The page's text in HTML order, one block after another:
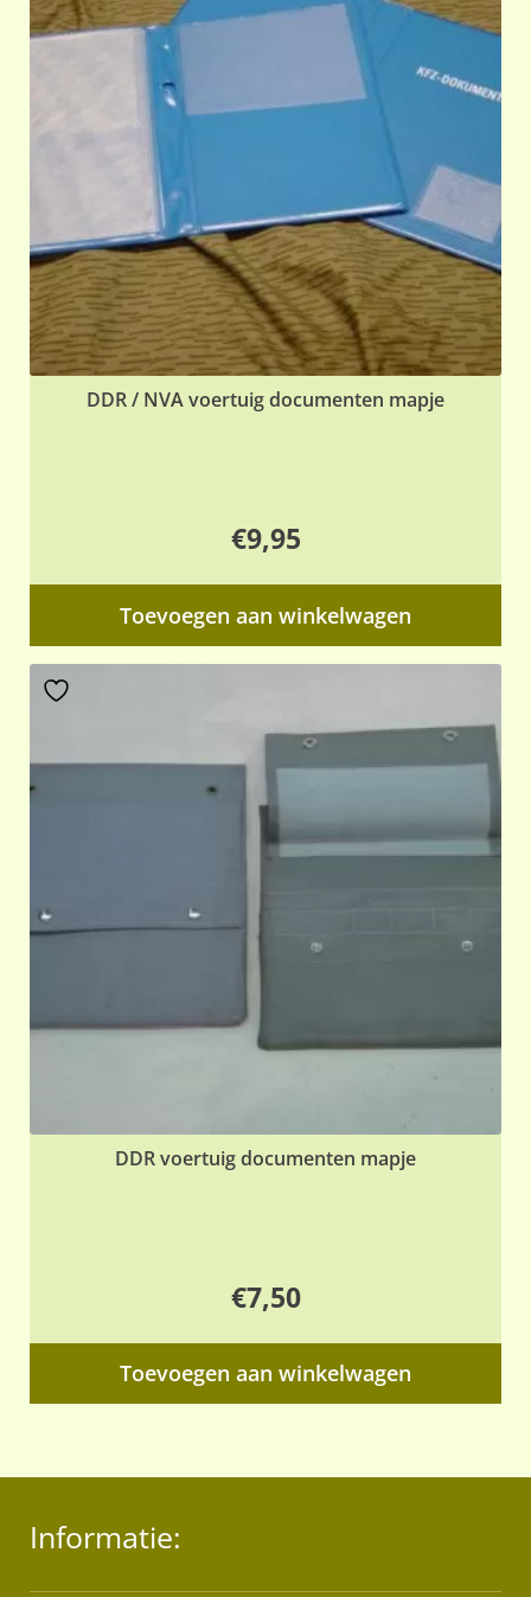
DDR / NVA voertuig documenten mapje
€9,95
Toevoegen aan winkelwagen
DDR voertuig documenten mapje
€7,50
Toevoegen aan winkelwagen
Informatie: